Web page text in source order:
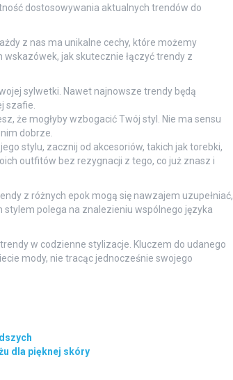
dostosowywania aktualnych trendów do
z nas ma unikalne cechy, które możemy
jak skutecznie łączyć trendy z
sylwetki. Nawet najnowsze trendy będą
szafie.
że mogłyby wzbogacić Twój styl. Nie ma sensu
dobrze.
stylu, zacznij od akcesoriów, takich jak torebki,
outfitów bez rezygnacji z tego, co już znasz i
z różnych epok mogą się nawzajem uzupełniać,
polega na znalezieniu wspólnego języka
w codzienne stylizacje. Kluczem do udanego
mody, nie tracąc jednocześnie swojego
dla pięknej skóry